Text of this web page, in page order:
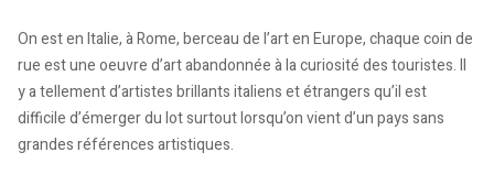
On est en Italie, à Rome, berceau de l’art en Europe, chaque coin de
rue est une oeuvre d’art abandonnée à la curiosité des touristes. Il
y a tellement d’artistes brillants italiens et étrangers qu’il est
difficile d’émerger du lot surtout lorsqu’on vient d’un pays sans
grandes références artistiques.